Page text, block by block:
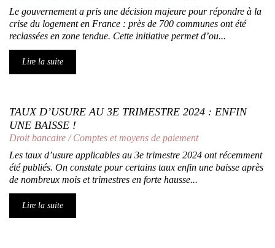
Le gouvernement a pris une décision majeure pour répondre à la
crise du logement en France : près de 700 communes ont été
reclassées en zone tendue. Cette initiative permet d’ou...
Lire la suite
TAUX D’USURE AU 3E TRIMESTRE 2024 : ENFIN
UNE BAISSE !
Droit bancaire /Comptes et moyens de paiement
Les taux d’usure applicables au 3e trimestre 2024 ont récemment
été publiés. On constate pour certains taux enfin une baisse après
de nombreux mois et trimestres en forte hausse...
Lire la suite